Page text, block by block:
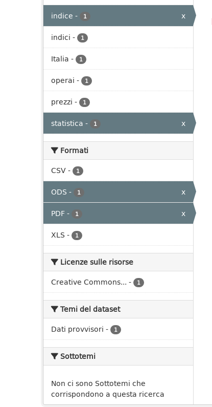
indice - 1
x
indici - 1
Italia - 1
operai - 1
prezzi - 1
statistica - 1 x
Formati
CSV- 1
ODS - 1
x
PDF- 1
x
XLS - 1
Licenze sulle risorse
Creative Commons... - 1
Temi del dataset
Dati provvisori - 1
Sottotemi
Non ci sono Sottotemi che
corrispondono a questa ricerca